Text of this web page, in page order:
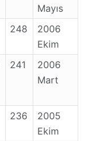
Mayıs
248
2006
Ekim
241
2006
Mart
236
2005
Ekim